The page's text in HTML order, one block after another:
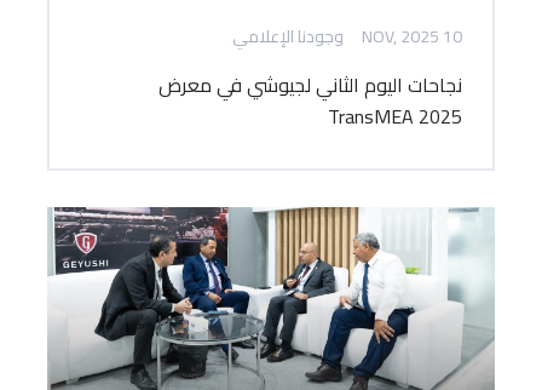
10 NOV, 2025 وجودنا الإعلامي
نجاحات اليوم الثاني لجيوشي في معرض
TransMEA 2025